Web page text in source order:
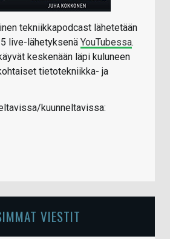
tekniikkapodcast lähetetään
live-lähetyksenä YouTubessa.
keskenään läpi kuluneen
tietotekniikka- ja
kuunneltavissa:
VIESTIT